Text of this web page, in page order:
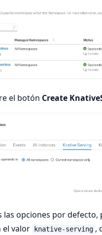
el botón Create
las opciones por
el valor knative-serving ,